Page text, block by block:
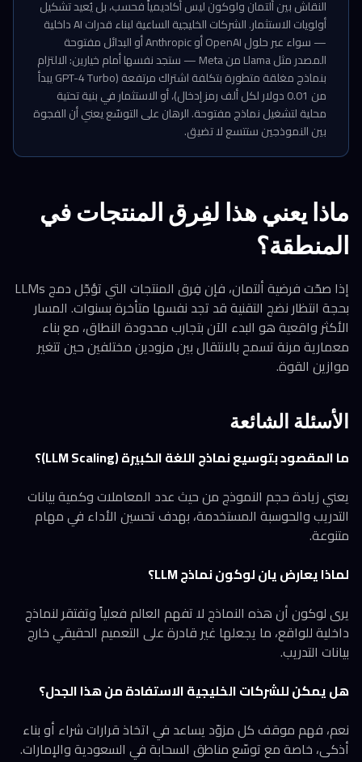
النقاش بين ألتمان ولوكون ليس أكاديمياً فحسب، بل يُعيد تشكيل
أولويات الاستثمار. الشركات الخليجية الساعية لبناء قدرات AI داخلية
— سواء عبر حلول OpenAI أو Anthropic أو البدائل مفتوحة
المصدر مثل Llama من Meta — ستجد نفسها أمام خيارين: الالتزام
بنماذج مغلقة متطورة بتكلفة اشتراك مرتفعة (GPT-4 Turbo يبدأ
من 0.01 دولار لكل ألف رمز إدخال)، أو الاستثمار في بنية تحتية
محلية لتشغيل نماذج مفتوحة. الرهان على التوسّع يعني أن الفجوة
بين النموذجين ستتسع لا تضيق.
ماذا يعني هذا لفِرق المنتجات في
المنطقة؟
إذا صحّت فرضية ألتمان، فإن فِرق المنتجات التي تؤجّل دمج LLMs
بحجة انتظار نضج التقنية قد تجد نفسها متأخرة بسنوات. المسار
الأكثر واقعية هو البدء الآن بتجارب محدودة النطاق، مع بناء
معمارية مرنة تسمح بالانتقال بين مزودين مختلفين حين تتغير
موازين القوة.
الأسئلة الشائعة
ما المقصود بتوسيع نماذج اللغة الكبيرة (LLM Scaling)؟
يعني زيادة حجم النموذج من حيث عدد المعاملات وكمية بيانات
التدريب والحوسبة المستخدمة، بهدف تحسين الأداء في مهام
متنوعة.
لماذا يعارض يان لوكون نماذج LLM؟
يرى لوكون أن هذه النماذج لا تفهم العالم فعلياً وتفتقر لنماذج
داخلية للواقع، ما يجعلها غير قادرة على التعميم الحقيقي خارج
بيانات التدريب.
هل يمكن للشركات الخليجية الاستفادة من هذا الجدل؟
نعم، فهم موقف كل مزوّد يساعد في اتخاذ قرارات شراء أو بناء
أذكى، خاصة مع توسّع مناطق السحابة في السعودية والإمارات.